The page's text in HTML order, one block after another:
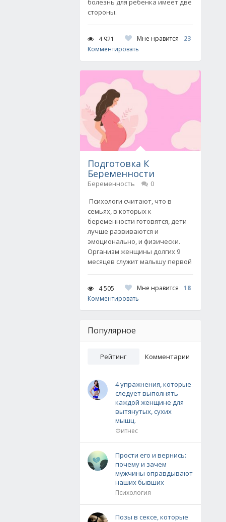
болезнь для ребенка имеет две
стороны.
4 921 Мне нравится
23
Комментировать
Подготовка К
Беременности
Беременность
0
Психологи считают, что в
семьях, в которых к
беременности готовятся, дети
лучше развиваются и
эмоционально, и физически.
Организм женщины долгих 9
месяцев служит малышу первой
4 505 Мне нравится
18
Комментировать
Популярное
Рейтинг Комментарии
4 упражнения, которые
следует выполнять
каждой женщине для
вытянутых, сухих
мышц.
Фитнес
Прости его и вернись:
почему и зачем
мужчины оправдывают
наших бывших
Психология
Позы в сексе, которые